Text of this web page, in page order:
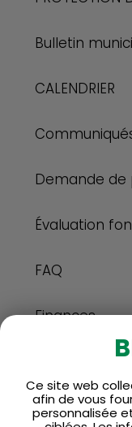
Bulletin
CALENDRIER
Demande de
Évaluation
FAQ
Finances
Matières
Politiques
Ce site web
afin de vous
personnalisée